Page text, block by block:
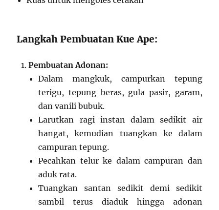
Langkah Pembuatan Kue Ape:
Pembuatan Adonan:
Dalam mangkuk, campurkan tepung
terigu, tepung beras, gula pasir, garam,
dan vanili bubuk.
Larutkan ragi instan dalam sedikit air
hangat, kemudian tuangkan ke dalam
campuran tepung.
Pecahkan telur ke dalam campuran dan
aduk rata.
Tuangkan santan sedikit demi sedikit
sambil terus diaduk hingga adonan